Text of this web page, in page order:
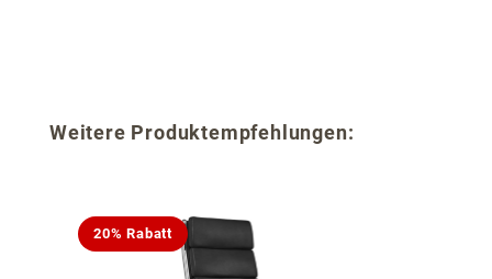
Produktgalerie überspringen
Weitere Produktempfehlungen:
20% Rabatt